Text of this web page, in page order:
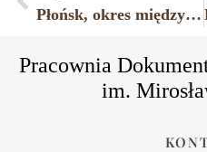
Płońsk, okres międzywojenny, podwórze na tyłach jednej z kamienic przy ulicy Płockiej; w głębi widoczny zakład fotograficzny Sz. Tauba.
Pracownia
im.